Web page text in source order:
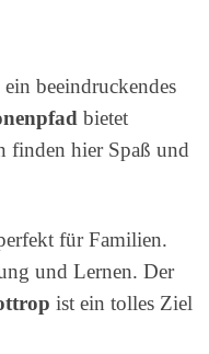
beeindruckendes
bietet
finden hier Spaß und
für Familien.
und Lernen. Der
ist ein tolles Ziel